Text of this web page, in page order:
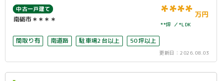
中古一戸建て
南砺市＊＊＊＊ **** 万円
**坪 *LDK
間取り有 南道路 駐車場2台以上 50坪以上
更新日： 2026.08.03